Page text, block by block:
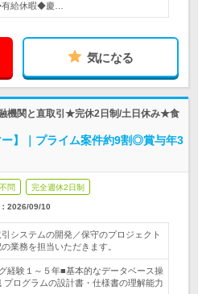
給休暇◆慶…
気になる
機関と直取引★完休2日制/土日休み★食
】｜プライム案件約9割◎賞与年3
問 完全週休2日制
2026/09/10
システムの開発／保守のプロジェクト
業務を担当いただきます。
経験１～５年■基本的なデータベース操
プログラムの設計書・仕様書の理解能力